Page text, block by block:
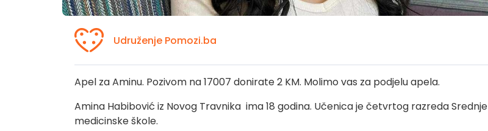
Udruženje Pomozi.ba
Apel za Aminu. Pozivom na 17007 donirate 2 KM. Molimo vas za podjelu apela.
Amina Habibović iz Novog Travnika ima 18 godina. Učenica je četvrtog razreda Srednje
medicinske škole.